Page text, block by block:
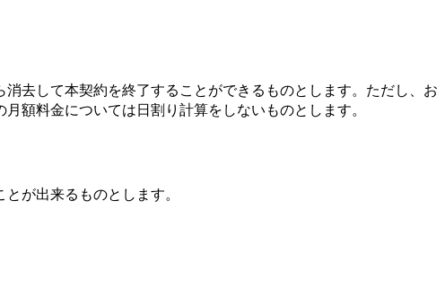
去して本契約を終了することができるものとします。ただし、お
額料金については日割り計算をしないものとします。
が出来るものとします。